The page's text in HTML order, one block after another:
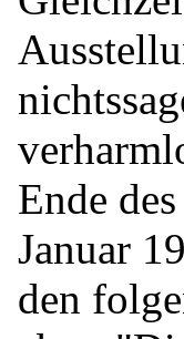
Ende
Januar
den